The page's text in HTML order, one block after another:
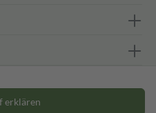
erklären